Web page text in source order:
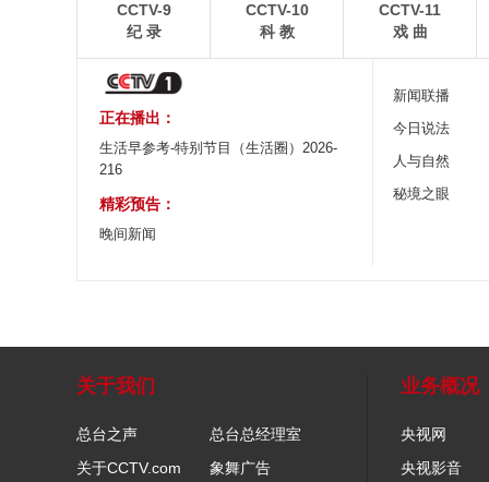
CCTV-9
纪 录
CCTV-10
科 教
CCTV-11
戏 曲
正在播出：
生活早参考-特别节目（生活圈）2026-
216
精彩预告：
晚间新闻
新闻联播
今日说法
人与自然
秘境之眼
关于我们
总台之声
总台总经理室
关于CCTV.com
象舞广告
业务概况
央视网
央视影音